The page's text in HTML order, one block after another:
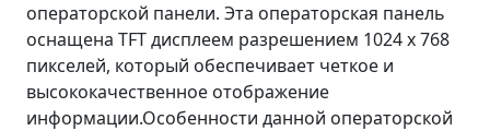
операторской панели. Эта операторская панель
оснащена TFT дисплеем разрешением 1024 х 768
пикселей, который обеспечивает четкое и
высококачественное отображение
информации.Особенности данной операторской